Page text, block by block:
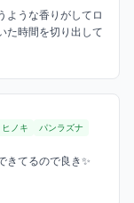
ような香りがしてロ
た時間を切り出して
/ 2026年4月30日
ヒノキ
パンラズナ
きてるので良き✨